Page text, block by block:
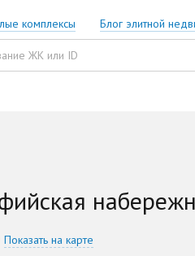
комплексы Блог элитной
Показать на карте